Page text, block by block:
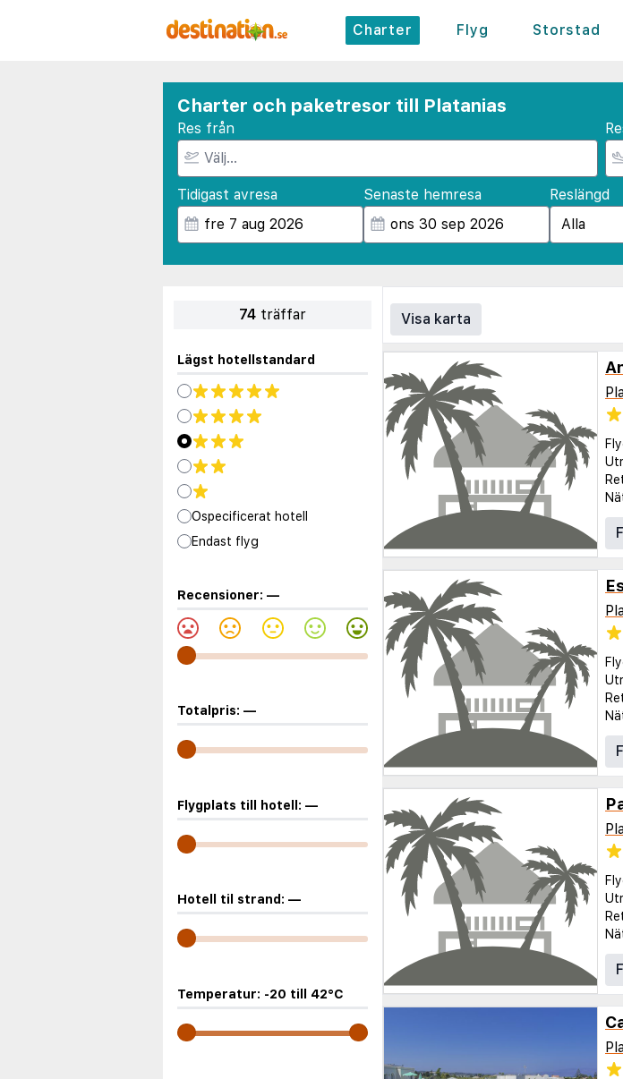
Charter Flyg Storstad
Charter och paketresor till Platanias
Res från
Tidigast avresa Senaste hemresa
Reslängd
74 träffar
Lägst hotellstandard
Ospecificerat hotell
Endast flyg
Recensioner: —
Totalpris: —
Flygplats till hotell: —
Hotell til strand: —
Temperatur: -20 till 42°C
Visa karta